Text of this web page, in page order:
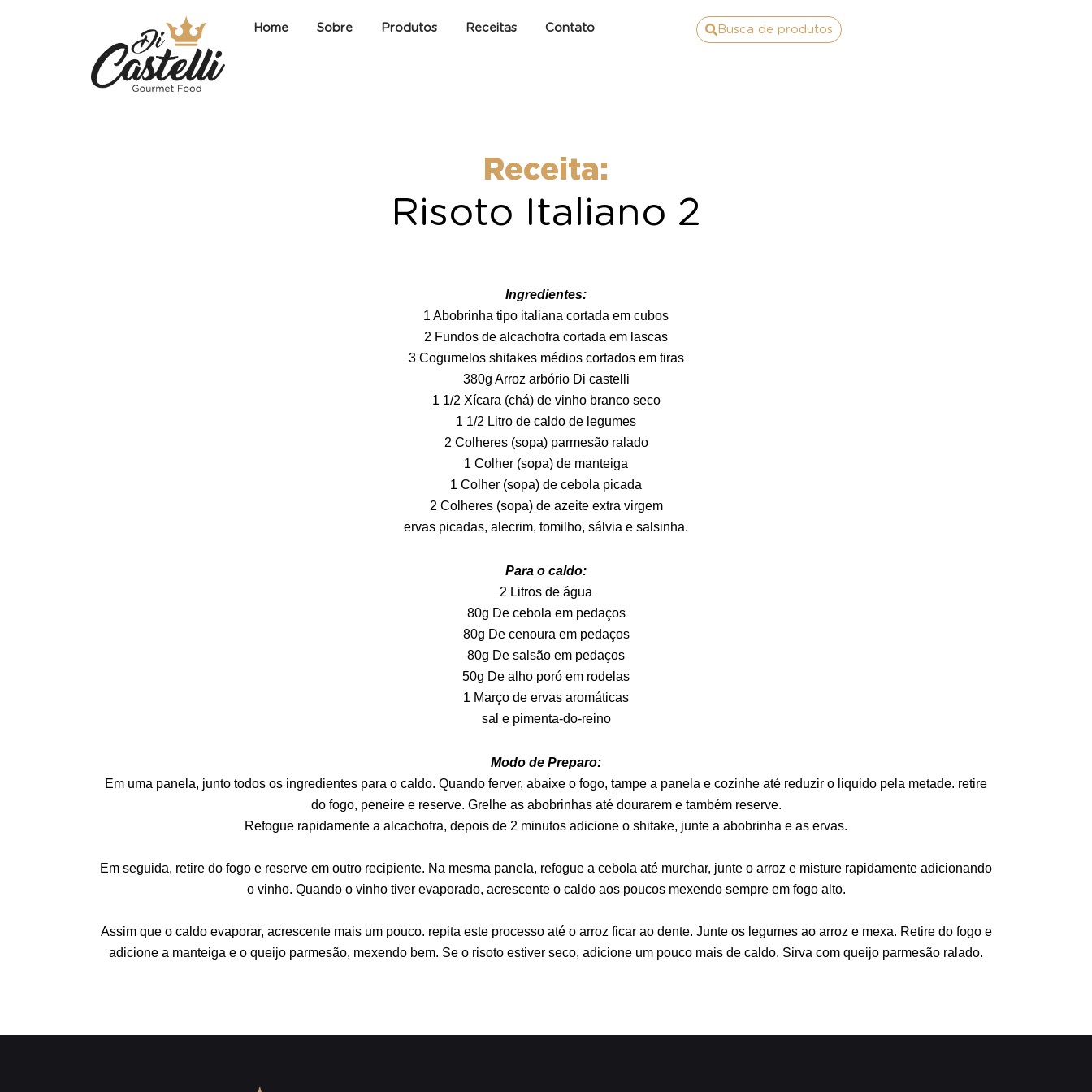
Home Sobre Produtos Receitas Contato Busca de produtos
Receita:
Risoto Italiano 2
Ingredientes:
1 Abobrinha tipo italiana cortada em cubos
2 Fundos de alcachofra cortada em lascas
3 Cogumelos shitakes médios cortados em tiras
380g Arroz arbório Di castelli
1 1/2 Xícara (chá) de vinho branco seco
1 1/2 Litro de caldo de legumes
2 Colheres (sopa) parmesão ralado
1 Colher (sopa) de manteiga
1 Colher (sopa) de cebola picada
2 Colheres (sopa) de azeite extra virgem
ervas picadas, alecrim, tomilho, sálvia e salsinha.
Para o caldo:
2 Litros de água
80g De cebola em pedaços
80g De cenoura em pedaços
80g De salsão em pedaços
50g De alho poró em rodelas
1 Março de ervas aromáticas
sal e pimenta-do-reino
Modo de Preparo:
Em uma panela, junto todos os ingredientes para o caldo. Quando ferver, abaixe o fogo, tampe a panela e cozinhe até reduzir o liquido pela metade. retire
do fogo, peneire e reserve. Grelhe as abobrinhas até dourarem e também reserve.
Refogue rapidamente a alcachofra, depois de 2 minutos adicione o shitake, junte a abobrinha e as ervas.
Em seguida, retire do fogo e reserve em outro recipiente. Na mesma panela, refogue a cebola até murchar, junte o arroz e misture rapidamente adicionando
o vinho. Quando o vinho tiver evaporado, acrescente o caldo aos poucos mexendo sempre em fogo alto.
Assim que o caldo evaporar, acrescente mais um pouco. repita este processo até o arroz ficar ao dente. Junte os legumes ao arroz e mexa. Retire do fogo e
adicione a manteiga e o queijo parmesão, mexendo bem. Se o risoto estiver seco, adicione um pouco mais de caldo. Sirva com queijo parmesão ralado.